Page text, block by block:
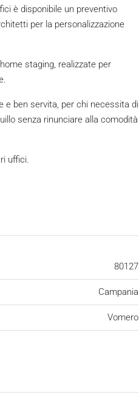
è disponibile un preventivo
per la personalizzazione
staging, realizzate per
e ben servita, per chi necessita di
senza rinunciare alla comodità
uffici.
80127
Campania
Vomero